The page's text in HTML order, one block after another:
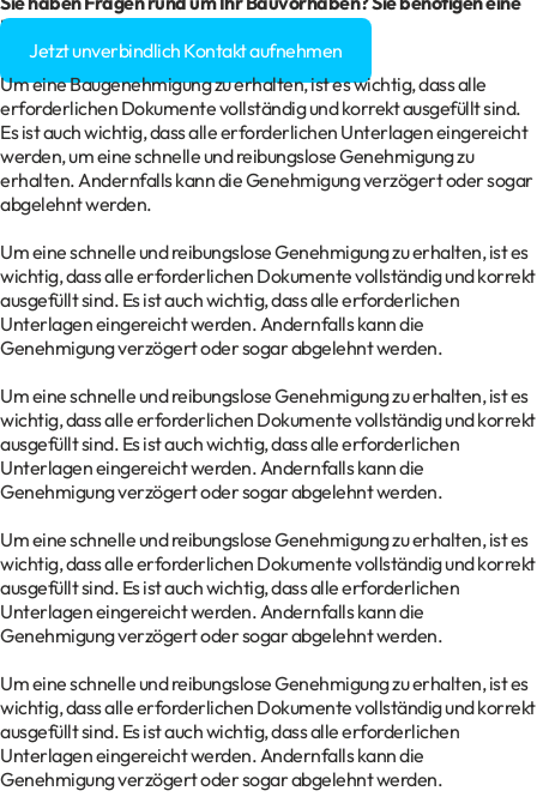
Baugenehmigung?
Jetzt unverbindlich Kontakt aufnehmen
Um eine Baugenehmigung zu erhalten, ist es wichtig, dass alle
erforderlichen Dokumente vollständig und korrekt ausgefüllt sind.
Es ist auch wichtig, dass alle erforderlichen Unterlagen eingereicht
werden, um eine schnelle und reibungslose Genehmigung zu
erhalten. Andernfalls kann die Genehmigung verzögert oder sogar
abgelehnt werden.
Um eine schnelle und reibungslose Genehmigung zu erhalten, ist es
wichtig, dass alle erforderlichen Dokumente vollständig und korrekt
ausgefüllt sind. Es ist auch wichtig, dass alle erforderlichen
Unterlagen eingereicht werden. Andernfalls kann die
Genehmigung verzögert oder sogar abgelehnt werden.
Um eine schnelle und reibungslose Genehmigung zu erhalten, ist es
wichtig, dass alle erforderlichen Dokumente vollständig und korrekt
ausgefüllt sind. Es ist auch wichtig, dass alle erforderlichen
Unterlagen eingereicht werden. Andernfalls kann die
Genehmigung verzögert oder sogar abgelehnt werden.
Um eine schnelle und reibungslose Genehmigung zu erhalten, ist es
wichtig, dass alle erforderlichen Dokumente vollständig und korrekt
ausgefüllt sind. Es ist auch wichtig, dass alle erforderlichen
Unterlagen eingereicht werden. Andernfalls kann die
Genehmigung verzögert oder sogar abgelehnt werden.
Um eine schnelle und reibungslose Genehmigung zu erhalten, ist es
wichtig, dass alle erforderlichen Dokumente vollständig und korrekt
ausgefüllt sind. Es ist auch wichtig, dass alle erforderlichen
Unterlagen eingereicht werden. Andernfalls kann die
Genehmigung verzögert oder sogar abgelehnt werden.